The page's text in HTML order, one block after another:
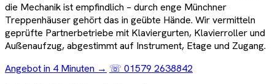
die Mechanik ist empfindlich – durch enge Münchner
Treppenhäuser gehört das in geübte Hände. Wir vermitteln
geprüfte Partnerbetriebe mit Klaviergurten, Klavierroller und
Außenaufzug, abgestimmt auf Instrument, Etage und Zugang.
Angebot in 4 Minuten → ☏ 01579 2638842